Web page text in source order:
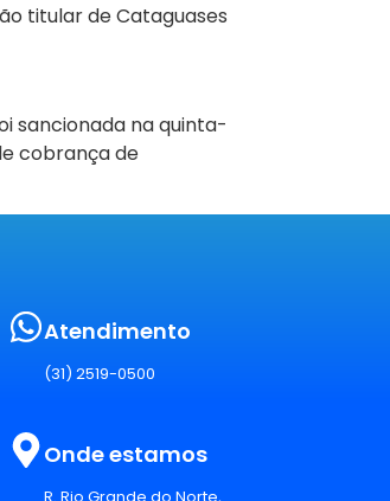
titular de Cataguases
sancionada na quinta-
cobrança de
Atendimento
(31) 2519-0500
Onde estamos